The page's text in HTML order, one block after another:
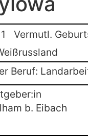
Vermutl.
Beruf:
b. Eibach